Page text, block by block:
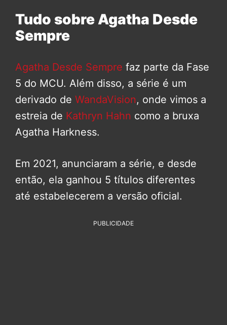
Tudo sobre Agatha Desde
Sempre
Agatha Desde Sempre faz parte da Fase
5 do MCU. Além disso, a série é um
derivado de WandaVision, onde vimos a
estreia de Kathryn Hahn como a bruxa
Agatha Harkness.
Em 2021, anunciaram a série, e desde
então, ela ganhou 5 títulos diferentes
até estabelecerem a versão oficial.
PUBLICIDADE